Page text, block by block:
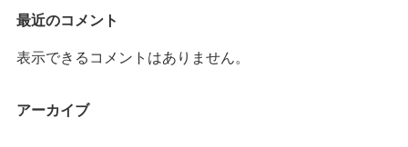
最近のコメント
表示できるコメントはありません。
アーカイブ